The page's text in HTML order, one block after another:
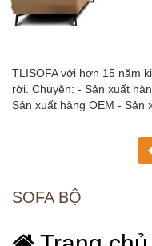
TLISOFA với hơn 15 năm
rời. Chuyên: - Sản xuất
Sản xuất hàng OEM - Sản
SOFA BỘ